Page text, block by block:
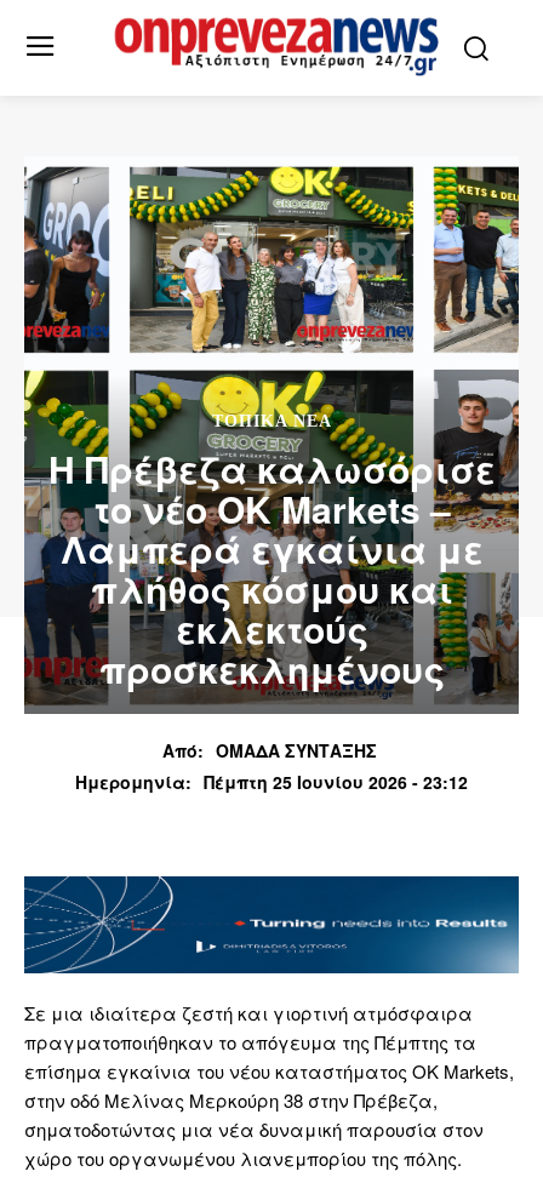
ΤΟΠΙΚΆ ΝΈΑ
Η Πρέβεζα καλωσόρισε
το νέο OK Markets –
Λαμπερά εγκαίνια με
πλήθος κόσμου και
εκλεκτούς
προσκεκλημένους
Από: ΟΜΑΔΑ ΣΥΝΤΑΞΗΣ
Ημερομηνία: Πέμπτη 25 Ιουνίου 2026 - 23:12
Σε μια ιδιαίτερα ζεστή και γιορτινή ατμόσφαιρα
πραγματοποιήθηκαν το απόγευμα της Πέμπτης τα
επίσημα εγκαίνια του νέου καταστήματος OK Markets,
στην οδό Μελίνας Μερκούρη 38 στην Πρέβεζα,
σηματοδοτώντας μια νέα δυναμική παρουσία στον
χώρο του οργανωμένου λιανεμπορίου της πόλης.